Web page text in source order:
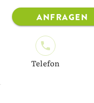
ANFRAGEN
Telefon